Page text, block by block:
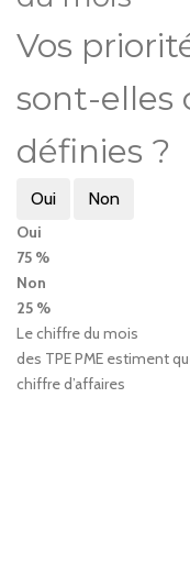
Vos
sont-elles
définies ?
Oui Non
Oui
75 %
Non
25 %
Le chiffre du mois
des TPE PME estiment
chiffre d’affaires